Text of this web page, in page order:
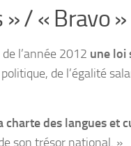
» / « Bravo
l’année 2012 une loi
de l’égalité
charte des langues et
son trésor national. »